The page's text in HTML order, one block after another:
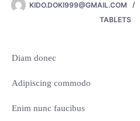
KIDO.DOKI999@GMAIL.COM
TABLETS
Diam donec
Adipiscing commodo
Enim nunc faucibus